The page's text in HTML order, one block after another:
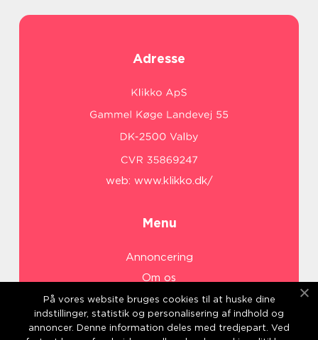
Adresse
web: www.klikko.dk/
Menu
Annoncering
Om os
Cookies
Kontakt os
På vores website bruges cookies til at huske dine
indstillinger, statistik og personalisering af indhold og
annoncer. Denne information deles med tredjepart. Ved